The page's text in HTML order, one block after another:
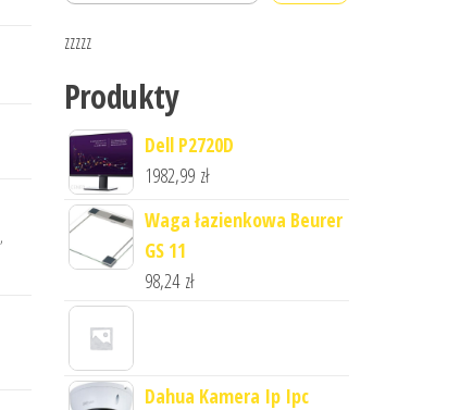
,
zzzzz
Produkty
Dell P2720D
1982,99 zł
Waga łazienkowa Beurer
GS 11
98,24 zł
Dahua Kamera Ip Ipc